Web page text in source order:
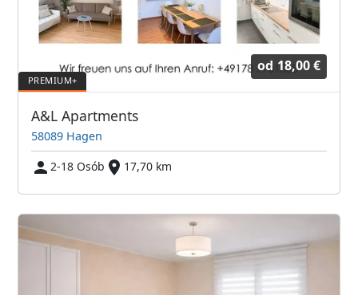
od 18,00 €
A&L Apartments
58089 Hagen
2-18 Osób
17,70 km